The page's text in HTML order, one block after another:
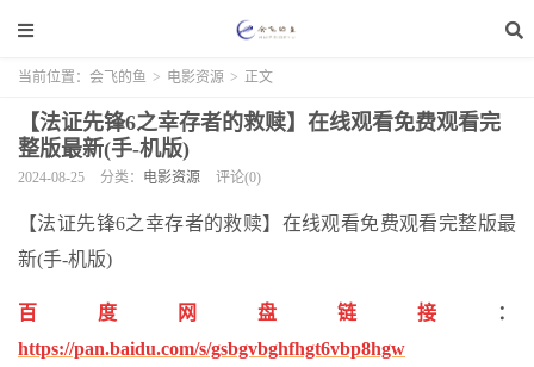
当前位置： 会飞的鱼 > 电影资源 > 正文
【法证先锋6之幸存者的救赎】在线观看免费观看完
整版最新(手-机版)
2024-08-25 分类： 电影资源 评论(0)
【法证先锋6之幸存者的救赎】在线观看免费观看完整版最
新(手-机版)
百度网盘链接
：
https://pan.baidu.com/s/gsbgvbghfhgt6vbp8hgw